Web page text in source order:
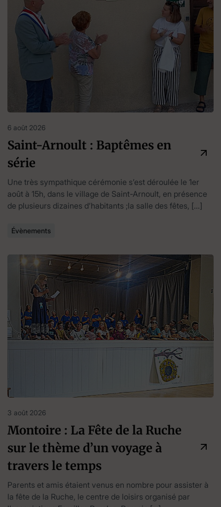
6 août 2026
Saint-Arnoult : Baptêmes en
série
Une très sympathique cérémonie s’est déroulée le 1er
août à 15h, dans le village de Saint-Arnoult, en présence
de plusieurs dizaines d’habitants ;la salle des fêtes, […]
Évènements
3 août 2026
Montoire : La Fête de la Ruche
sur le thème d’un voyage à
travers le temps
Parents et amis étaient venus en nombre pour assister à
la fête de la Ruche, le centre de loisirs organisé par